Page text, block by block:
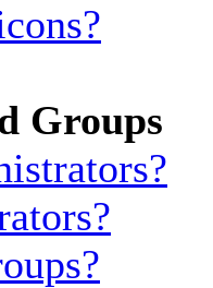
Groups